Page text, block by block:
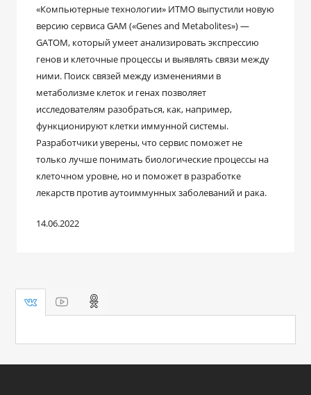
«Компьютерные технологии» ИТМО выпустили новую
версию сервиса GAM («Genes and Metabolites») —
GATOM, который умеет анализировать экспрессию
генов и клеточные процессы и выявлять связи между
ними. Поиск связей между изменениями в
метаболизме клеток и генах позволяет
исследователям разобраться, как, например,
функционируют клетки иммунной системы.
Разработчики уверены, что сервис поможет не
только лучше понимать биологические процессы на
клеточном уровне, но и поможет в разработке
лекарств против аутоиммунных заболеваний и рака.
14.06.2022